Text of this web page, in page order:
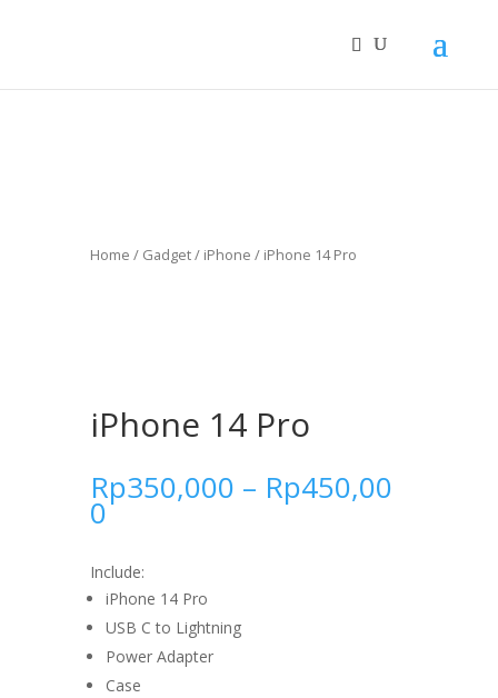
Home / Gadget/ iPhone / iPhone 14 Pro
iPhone 14 Pro
Rp350,000 – Rp450,00
0
Include:
iPhone 14 Pro
USB C to Lightning
Power Adapter
Case